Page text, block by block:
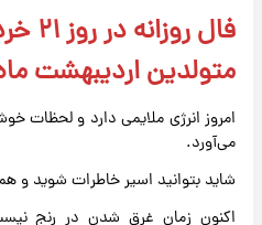
متولدین اردیبهشت
امروز انرژی ملایمی دارد و لحظات
می‌آورد.
شاید بتوانید اسیر خاطرات شوید و
اکنون زمان غرق شدن در رنج